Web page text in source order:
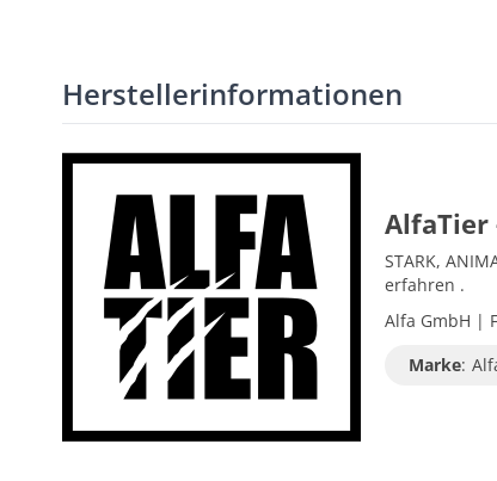
Herstellerinformationen
AlfaTier
STARK,
erfahren .
Alfa GmbH |
Marke: